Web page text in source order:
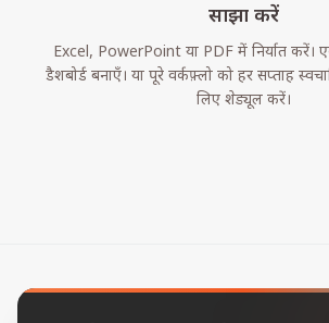
साझा करें
Excel, PowerPoint या PDF में निर्यात करें।
डैशबोर्ड बनाएँ। या पूरे वर्कफ़्लो को हर सप्ताह
लिए शेड्यूल करें।